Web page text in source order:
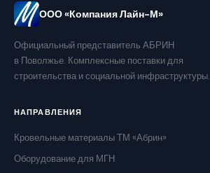
ООО «Компания Лайн-М»
Официальный представитель АБРИН
в Поволжье. Комплексные поставки для
строительства и социальной инфраструктуры.
НАПРАВЛЕНИЯ
Кровельные материалы ТМ «Абрин»
Оборудование для МГН